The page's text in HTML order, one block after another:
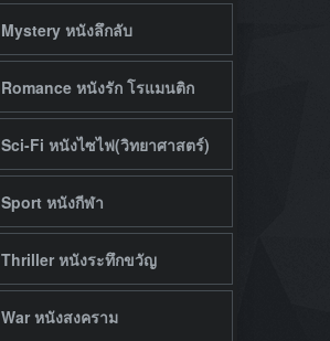
Mystery หนังลึกลับ
Romance หนังรัก โรแมนติก
Sci-Fi หนังไซไฟ(วิทยาศาสตร์)
Sport หนังกีฬา
Thriller หนังระทึกขวัญ
War หนังสงคราม